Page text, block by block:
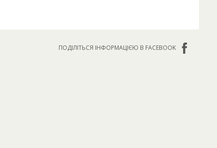
ПОДІЛІТЬСЯ ІНФОРМАЦІЄЮ В FACEBOOK